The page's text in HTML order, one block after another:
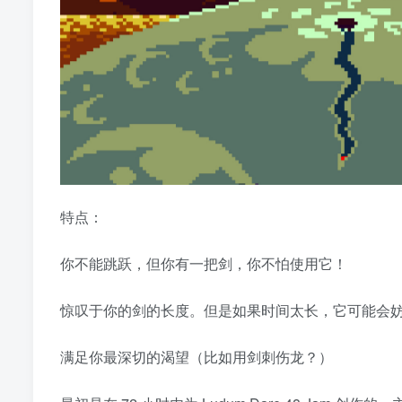
特点：
你不能跳跃，但你有一把剑，你不怕使用它！
惊叹于你的剑的长度。但是如果时间太长，它可能会
满足你最深切的渴望（比如用剑刺伤龙？）